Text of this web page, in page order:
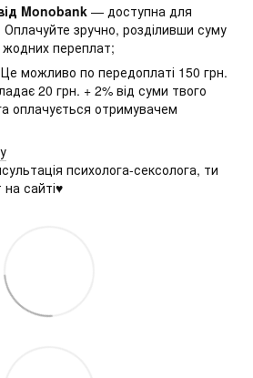
Monobank — доступна для
зручно, розділивши суму
жодних переплат;
можливо по передоплаті 150 грн.
20 грн. + 2% від суми твого
оплачується отримувачем
психолога-сексолога, ти
сайті♥